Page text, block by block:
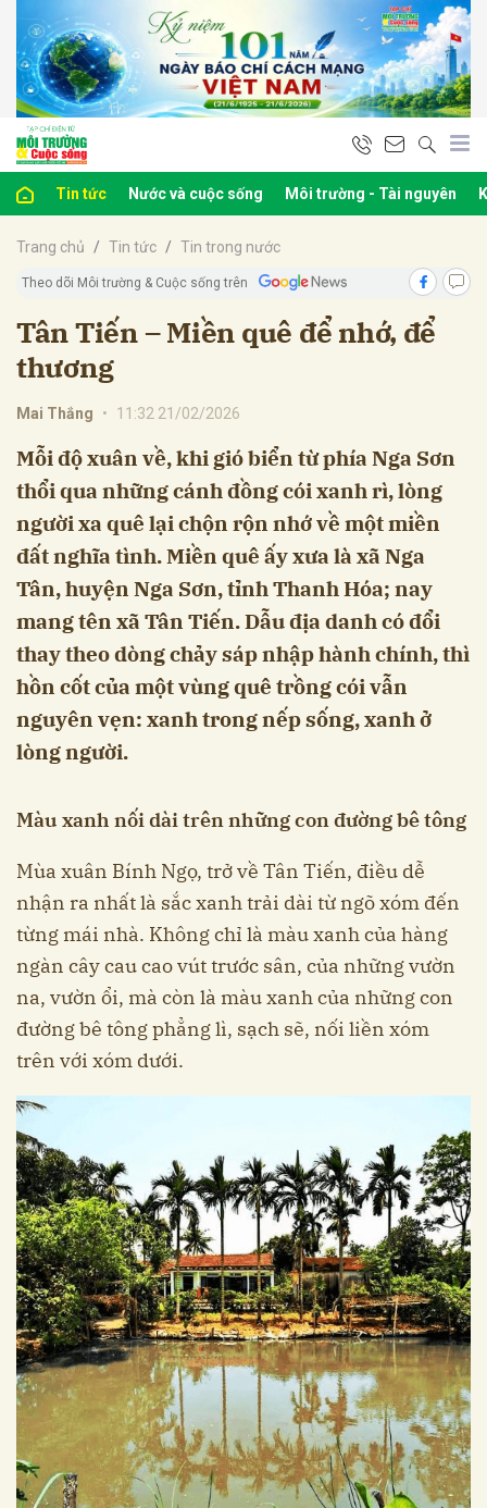
Tin tức Nước và cuộc sống Môi trường - Tài nguyên
Trang chủ Tin tức Tin trong nước
Theo dõi Môi trường & Cuộc sống trên
Tân Tiến – Miền quê để nhớ, để
thương
Mai Thắng • 11:32 21/02/2026
Mỗi độ xuân về, khi gió biển từ phía Nga Sơn
thổi qua những cánh đồng cói xanh rì, lòng
người xa quê lại chộn rộn nhớ về một miền
đất nghĩa tình. Miền quê ấy xưa là xã Nga
Tân, huyện Nga Sơn, tỉnh Thanh Hóa; nay
mang tên xã Tân Tiến. Dẫu địa danh có đổi
thay theo dòng chảy sáp nhập hành chính, thì
hồn cốt của một vùng quê trồng cói vẫn
nguyên vẹn: xanh trong nếp sống, xanh ở
lòng người.
Màu xanh nối dài trên những con đường bê tông
Mùa xuân Bính Ngọ, trở về Tân Tiến, điều dễ
nhận ra nhất là sắc xanh trải dài từ ngõ xóm đến
từng mái nhà. Không chỉ là màu xanh của hàng
ngàn cây cau cao vút trước sân, của những vườn
na, vườn ổi, mà còn là màu xanh của những con
đường bê tông phẳng lì, sạch sẽ, nối liền xóm
trên với xóm dưới.
luận